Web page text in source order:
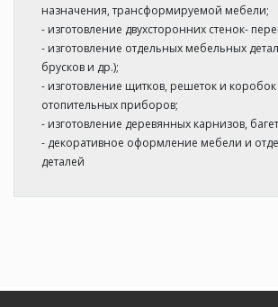
назначения, трансформируемой мебели;
- изготовление двухсторонних стенок-
- изготовление отдельных мебельных
брусков и др.);
- изготовление щитков, решеток и
отопительных приборов;
- изготовление деревянных карнизов,
- декоративное оформление мебели и
деталей